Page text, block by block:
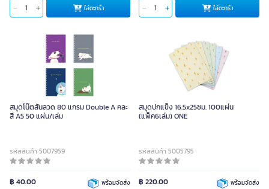
ใส่ตะกร้า ใส่ตะกร้า
สมุดโน๊ตสันลวด 80 แกรม Double A คละ
สี A5 50 แผ่น/เล่ม
รหัสสินค้า 5007959
฿ 40.00 พร้อมจัดส่ง
สมุดปกแข็ง 16.5x25ซม. 100แผ่น
(แพ็ค6เล่ม) ONE
รหัสสินค้า 5005795
฿ 220.00 พร้อมจัดส่ง